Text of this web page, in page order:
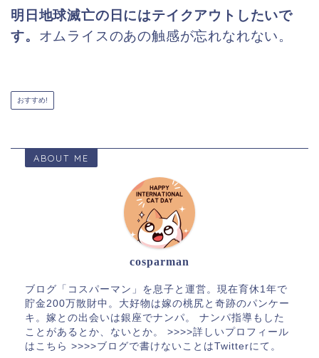
明日地球滅亡の日にはテイクアウトしたいで
す。 オムライスのあの触感が忘れなれない。
おすすめ!
ABOUT ME
cosparman
ブログ「コスパーマン」を息子と運営。現在育休1年で
貯金200万散財中。大好物は嫁の桃尻と奇跡のパンケー
キ。嫁との出会いは銀座でナンパ。 ナンパ指導もした
ことがあるとか、ないとか。 >>>>詳しいプロフィール
はこちら >>>>ブログで書けないことはTwitterにて。